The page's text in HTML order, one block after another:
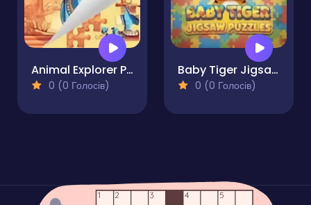
Animal Explorer Puzzle
0 (0 Голосів)
Baby Tiger Jigsaw Puzzles
0 (0 Голосів)